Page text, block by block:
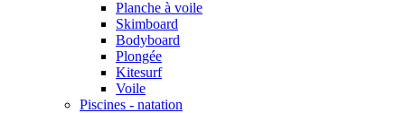
Planche à voile
Skimboard
Bodyboard
Plongée
Kitesurf
Voile
Piscines - natation